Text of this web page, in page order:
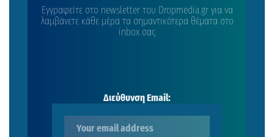
Εγγραφείτε στο newsletter του Dropmedia.gr για να
λαμβάνετε κάθε μέρα τα σημαντικότερα θέματα στο
inbox σας
Διεύθυνση Email: